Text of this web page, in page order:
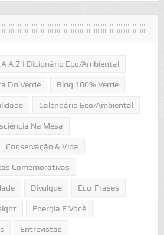
A A Z | Dicionário Eco/Ambiental
Do Verde Blog 100% Verde
Calendário Eco/Ambiental
Na Mesa
Conservação & Vida
Comemorativas
Divulgue Eco-Frases
Energia E Você
Entrevistas